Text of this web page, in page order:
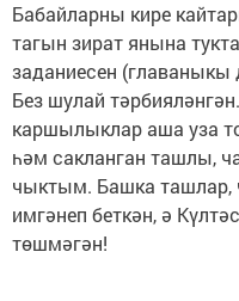
Бабайларны кире
тагын зират янына
заданиесен (главаныкы
Без шулай
каршылыклар аша уза
һәм сакланган ташлы,
чыктым. Башка ташлар,
имгәнеп беткән, ә
төшмәгән!